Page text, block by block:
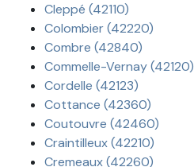
Cleppé (42110)
Colombier (42220)
Combre (42840)
Commelle-Vernay (42120)
Cordelle (42123)
Cottance (42360)
Coutouvre (42460)
Craintilleux (42210)
Cremeaux (42260)